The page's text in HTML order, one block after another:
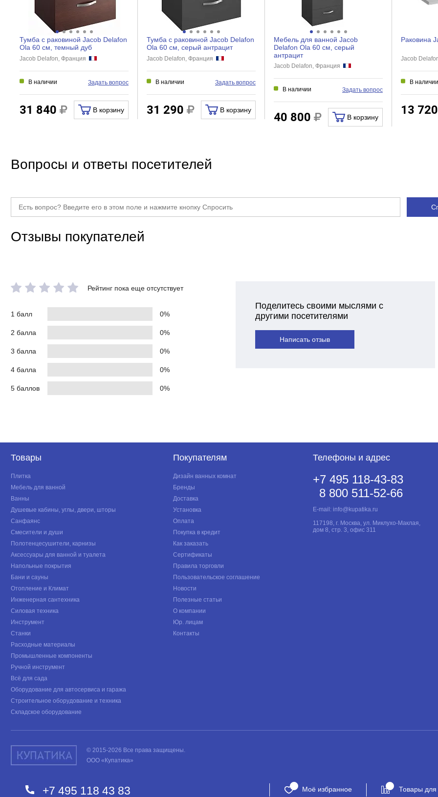
Антипар
Тип товара
Тумба с раковиной Jacob Delafon
Ola 60 см, темный дуб
Jacob Delafon, Франция
В наличии Задать вопрос
31 840 В корзину
Тумба с раковиной Jacob Delafon
Ola 60 см, серый антрацит
Jacob Delafon, Франция
В наличии Задать вопрос
31 290 В корзину
Мебель для ванной Jacob
Delafon Ola 60 см, серый
антрацит
Jacob Delafon, Франция
В наличии Задать вопрос
40 800 В корзину
Раковина
Jacob
В наличии
13 720
Вопросы и ответы посетителей
Отзывы покупателей
Рейтинг пока еще отсутствует
1 балл 0%
2 балла 0%
3 балла 0%
4 балла 0%
5 баллов 0%
Поделитесь своими мыслями с
другими посетителями
Написать отзыв
Товары
Плитка
Мебель для ванной
Ванны
Душевые кабины, углы, двери, шторы
Санфаянс
Смесители и души
Полотенцесушители, карнизы
Аксессуары для ванной и туалета
Напольные покрытия
Бани и сауны
Отопление и Климат
Инженерная сантехника
Силовая техника
Инструмент
Станки
Расходные материалы
Промышленные компоненты
Ручной инструмент
Всё для сада
Оборудование для автосервиса и гаража
Строительное оборудование и техника
Складское оборудование
Покупателям
Дизайн ванных комнат
Бренды
Доставка
Установка
Оплата
Покупка в кредит
Как заказать
Сертификаты
Правила торговли
Пользовательское соглашение
Новости
Полезные статьи
О компании
Юр. лицам
Контакты
Телефоны и адрес
+7 495 118-43-83
8 800 511-52-66
E-mail: info@kupatika.ru
117198, г. Москва, ул. Миклухо-Маклая,
дом 8, стр. 3, офис 311
© 2015-2026 Все права защищены.
ООО «Купатика»
+7 495 118 43 83 Товары для
Моё избранное